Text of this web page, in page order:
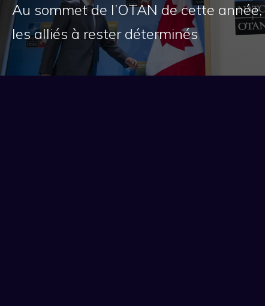
Au sommet de l’OTAN de cette
les alliés à rester déterminés